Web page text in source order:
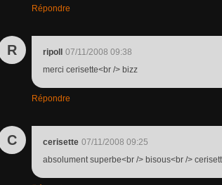
Répondre
R ripoll 07/11/2008 09:38
merci cerisette<br /> bizz
Répondre
C cerisette 07/11/2008 09:25
absolument superbe<br /> bisous<br />